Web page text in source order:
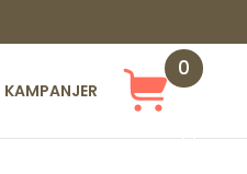
KAMPANJER
0
ekt